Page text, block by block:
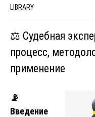
LIBRARY
⚖️ Судебная
процесс,
применение
📡
Введение